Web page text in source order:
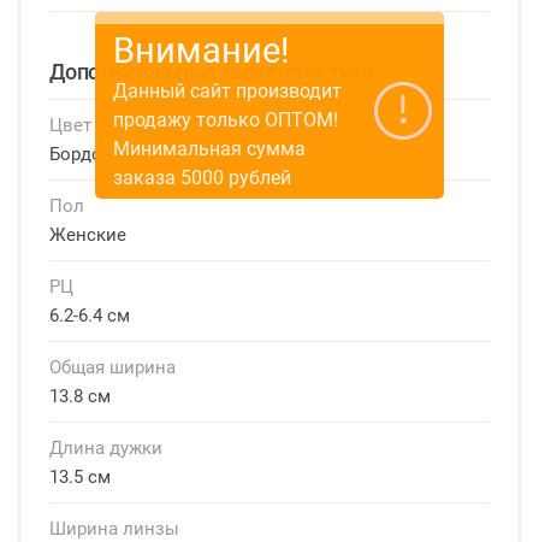
Дополнительные характеристики
Цвет
Бордовый
Пол
Женские
РЦ
6.2-6.4 см
Общая ширина
13.8 см
Длина дужки
13.5 см
Ширина линзы